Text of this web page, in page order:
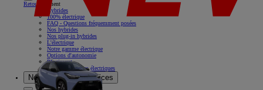
Retour
Élément
Hybrides
100% électrique
FAQ - Questions fréquemment posées
Nos hybrides
Nos plug-in hybrides
L'électrique
Notre gamme électrique
Options d'autonomie
Pluginvest
Nos camionnettes électriques
Nos solutions & services